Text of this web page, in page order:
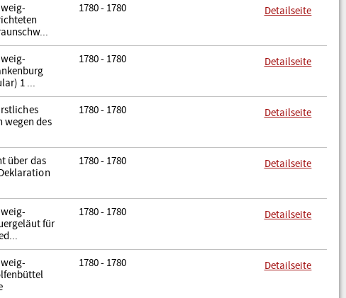
1780 - 1780 Detailseite
1 ...
1780 - 1780 Detailseite
wegen des
1780 - 1780 Detailseite
über das
1780 - 1780 Detailseite
für
1780 - 1780 Detailseite
1780 - 1780 Detailseite